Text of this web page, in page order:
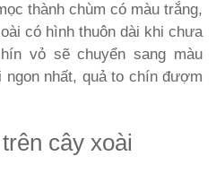
thành chùm có màu trắng,
có hình thuôn dài khi chưa
vỏ sẽ chuyển sang màu
ngon nhất, quả to chín đượm
cây xoài